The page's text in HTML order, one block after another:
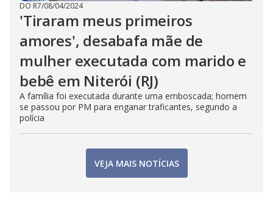
DO R7/08/04/2024
'Tiraram meus primeiros
amores', desabafa mãe de
mulher executada com marido e
bebê em Niterói (RJ)
A família foi executada durante uma emboscada; homem
se passou por PM para enganar traficantes, segundo a
polícia
VEJA MAIS NOTÍCIAS